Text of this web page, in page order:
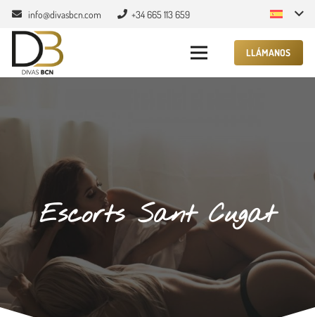
info@divasbcn.com +34 665 113 659
LLÁMANOS
Escorts Sant Cugat